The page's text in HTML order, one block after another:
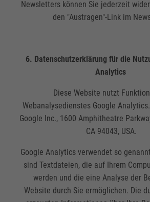
Newsletters können Sie jederzeit
den "Austragen"-Link im
6. Datenschutzerklärung für die
Analytics
Diese Website nutzt
Webanalysedienstes Google
Google Inc., 1600 Amphitheatre
CA 94043, USA.
Google Analytics verwendet so
sind Textdateien, die auf Ihrem
werden und die eine Analyse der
Website durch Sie ermöglichen. Die